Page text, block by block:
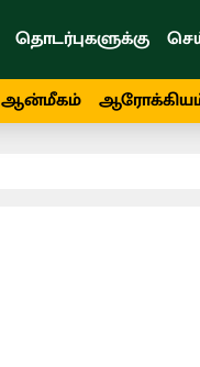
தொடர்புகளுக்கு
ஆன்மீகம்